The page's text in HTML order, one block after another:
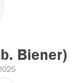
Biener)